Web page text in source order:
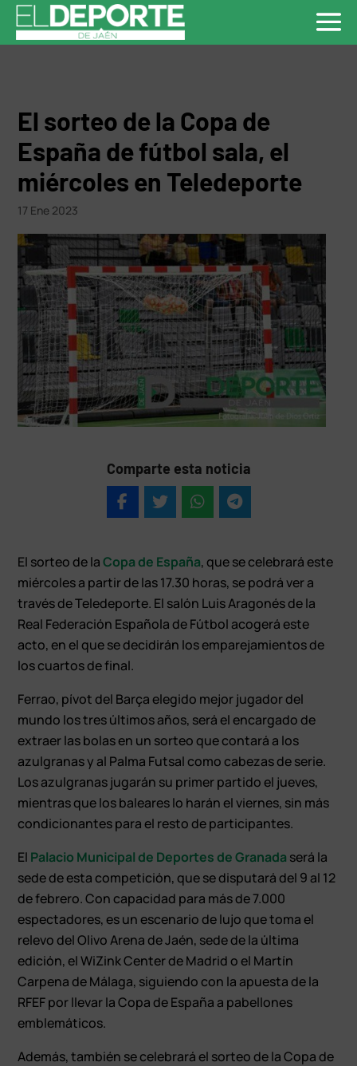
El sorteo de la Copa de
España de fútbol sala, el
miércoles en Teledeporte
17 Ene 2023
Comparte esta noticia
El sorteo de laCopa de España, que se celebrará este
miércoles a partir de las 17.30 horas, se podrá ver a
través de Teledeporte. El salón Luis Aragonés de la
Real Federación Española de Fútbol acogerá este
acto, en el que se decidirán los emparejamientos de
los cuartos de final.
Ferrao, pívot del Barça elegido mejor jugador del
mundo los tres últimos años, será el encargado de
extraer las bolas en un sorteo que contará a los
azulgranas y al Palma Futsal como cabezas de serie.
Los azulgranas jugarán su primer partido el jueves,
mientras que los baleares lo harán el viernes, sin más
condicionantes para el resto de participantes.
El Palacio Municipal de Deportes de Granada será la
sede de esta competición, que se disputará del 9 al 12
de febrero. Con capacidad para más de 7.000
espectadores, es un escenario de lujo que toma el
relevo del Olivo Arena de Jaén, sede de la última
edición, el WiZink Center de Madrid o el Martín
Carpena de Málaga, siguiendo con la apuesta de la
RFEF por llevar la Copa de España a pabellones
emblemáticos.
Además, también se celebrará el sorteo de la Copa de